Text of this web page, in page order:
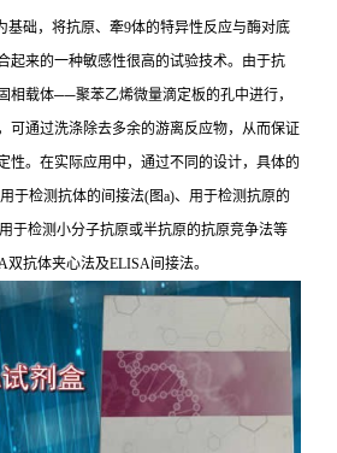
基础，将抗原、牽9体的特异性反应与酶对底
起来的一种敏感性很高的试验技术。由于抗
相载体──聚苯乙烯微量滴定板的孔中进行，
可通过洗涤除去多余的游离反应物，从而保证
性。在实际应用中，通过不同的设计，具体的
用于检测抗体的间接法(图a)、用于检测抗原的
于检测小分子抗原或半抗原的抗原竞争法等
双抗体夹心法及ELISA间接法。